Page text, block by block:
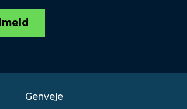
Genveje